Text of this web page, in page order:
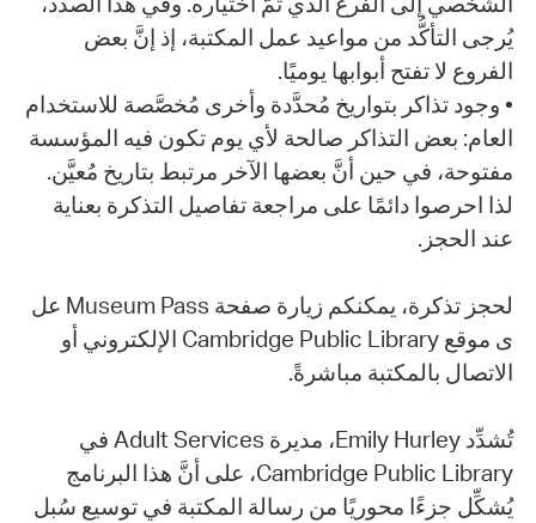
يُرجى التأكُّد من مواعيد عمل المكتبة، إذ إنَّ بعض
الفروع لا تفتح أبوابها يوميًا.
• وجود تذاكر بتواريخ مُحدَّدة وأخرى مُخصَّصة للاستخدام
العام: بعض التذاكر صالحة لأي يوم تكون فيه المؤسسة
مفتوحة، في حين أنَّ بعضها الآخر مرتبط بتاريخ مُعيَّن.
لذا احرصوا دائمًا على مراجعة تفاصيل التذكرة بعناية
عند الحجز.
لحجز تذكرة، يمكنكم زيارة صفحة Museum Pass عل
ى موقع Cambridge Public Library الإلكتروني أو
الاتصال بالمكتبة مباشرةً.
تُشدِّد Emily Hurley، مديرة Adult Services في
Cambridge Public Library، على أنَّ هذا البرنامج
يُشكِّل جزءًا محوريًا من رسالة المكتبة في توسيع سُبل